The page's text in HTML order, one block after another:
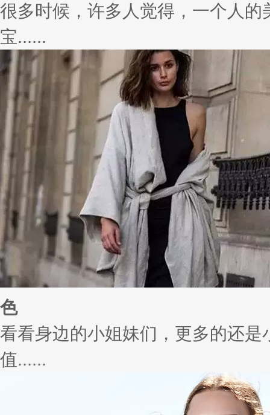
很多时候，许多人觉得，一个人
宝......
色
看看身边的小姐妹们，更多的还
值......